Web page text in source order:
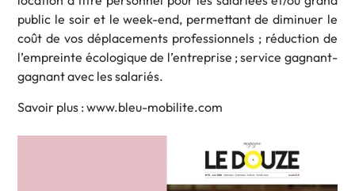
public le soir et le week-end, permettant de diminuer le
coût de vos déplacements professionnels ; réduction de
l’empreinte écologique de l’entreprise ; service gagnant-
gagnant avec les salariés.
Savoir plus : www.bleu-mobilite.com